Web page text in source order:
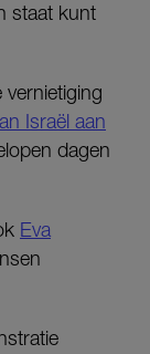
staat kunt
Israël aan
dagen
Eva